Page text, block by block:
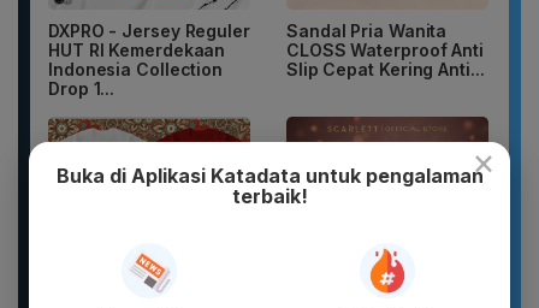
DXPRO - Jersey Reguler
HUT RI Kemerdekaan
Indonesia Collection
Drop 1...
Sandal Pria Wanita
CLOSS Waterproof Anti
Slip Cepat Kering Anti...
×
Buka di Aplikasi Katadata untuk pengalaman
terbaik!